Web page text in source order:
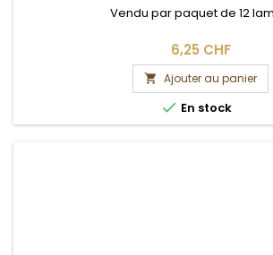
Vendu par paquet de 12
6,25 CHF
 Ajouter au panier
 En stock